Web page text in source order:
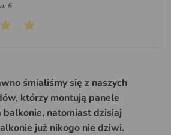
5
śmialiśmy się z naszych
którzy montują panele
natomiast dzisiaj
już nikogo nie dziwi.